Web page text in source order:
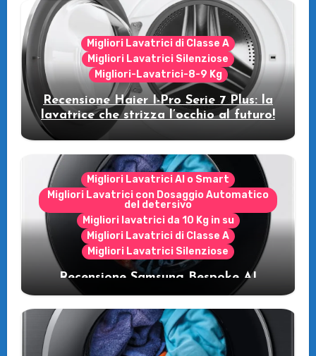
Migliori Lavatrici di Classe A
Migliori Lavatrici Silenziose
Migliori-Lavatrici-8-9 Kg
Recensione Haier I-Pro Serie 7 Plus: la
lavatrice che strizza l’occhio al futuro!
Migliori Lavatrici AI o Smart
Migliori Lavatrici con Dosaggio Automatico
del detersivo
Migliori lavatrici da 10 Kg in su
Migliori Lavatrici di Classe A
Migliori Lavatrici Silenziose
Recensione Samsung Bespoke AI
WW11DB7B94GE/U3: la lavatrice
intelligente che fa risparmiare